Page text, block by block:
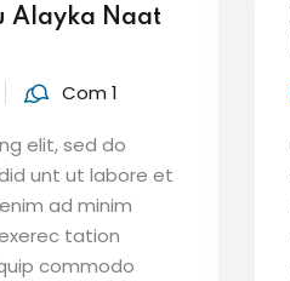
Alayka Naat
Com 1
elit, sed do
unt ut labore et
ad minim
tation
commodo